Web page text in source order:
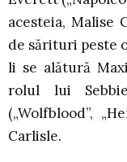
acesteia, Malise
de sărituri peste
li se alătură
rolul lui
(„Wolfblood”,
Carlisle.